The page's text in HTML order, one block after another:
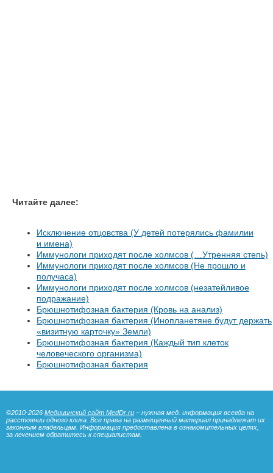
Читайте далее:
Исключение отцовства (У детей потерялись фамилии
и имена)
Иммунологи приходят после холмсов (…Утренняя степь)
Иммунологи приходят после холмсов (Не прошло и
получаса)
Иммунологи приходят после холмсов (незатейливое
подражание)
Брюшнотифозная бактерия (Кровь на анализ)
Брюшнотифозная бактерия (Инопланетяне будут держать
«визитную карточку» Земли)
Брюшнотифозная бактерия (Каждый тип клеток
человеческого организма)
Брюшнотифозная бактерия
©2010-2026 Медицинский сайт MedDr.ru – нужная мед. информация всегда на
расстоянии одного клика. Все права на размещенный материал принадлежат их
законным владельцам. Информация предоставлена в ознакомительных целях,
за лечением обратитесь к специалистам.